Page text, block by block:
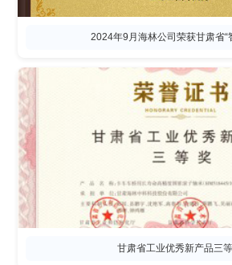
2024年9月海林公司荣获甘肃省“
甘肃省工业优秀新产品三